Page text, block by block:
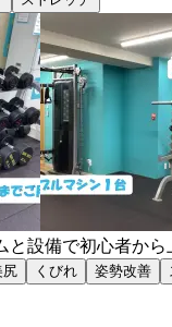
設備で初心者か
尻 くびれ 姿勢改善